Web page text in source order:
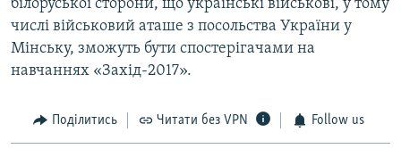
білоруської сторони, що українські військові, у тому
числі військовий аташе з посольства України у
Мінську, зможуть бути спостерігачами на
навчаннях «Захід-2017».
Поділитись Читати без VPN Follow us